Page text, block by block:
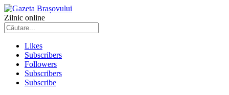
Zilnic online
Likes
Subscribers
Followers
Subscribers
Subscribe